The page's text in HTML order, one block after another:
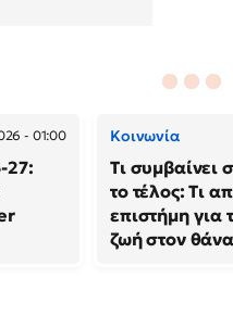
- 01:00
27:
Κοινωνία
Τι συμβαίνει
το τέλος: Τι
επιστήμη για
ζωή στον